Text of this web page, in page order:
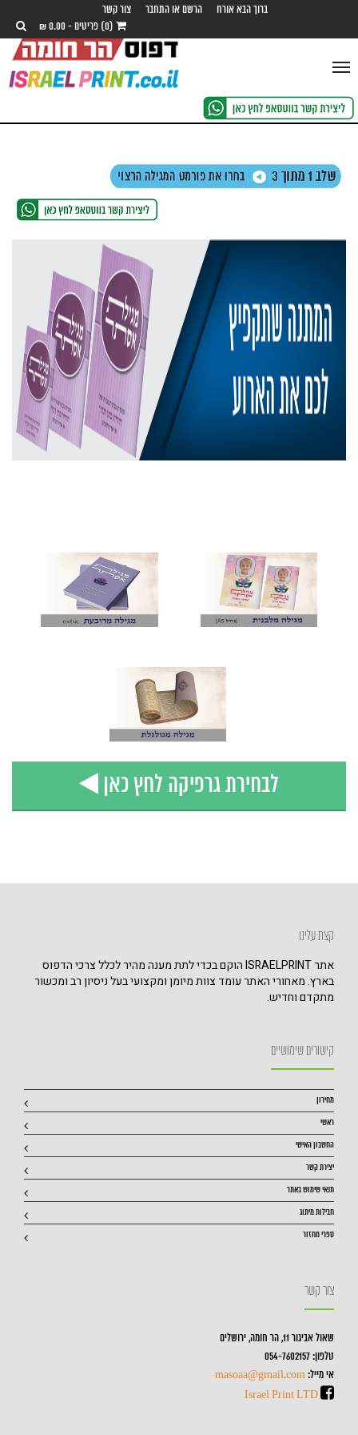
ברוך הבא אורח הרשם או התחבר
צור קשר
(0) פריטים - 0.00 ₪
Toggle
navigation
לבחירת גרפיקה לחץ כאן
קצת עלינו
אתר ISRAELPRINT הוקם בכדי לתת מענה מהיר לכלל צרכי הדפוס
בארץ. מאחורי האתר עומד צוות מיומן ומקצועי בעל ניסיון רב ומכשור
מתקדם וחדיש.
קישורים שימושיים
מחירון
ראשי
החשבון האישי
יצירת קשר
תנאי שימוש באתר
חבילות מיתוג
ספרי מחזור
צור קשר
שאול אביגור 11, הר חומה, ירושלים
טלפון: 054-7602157
אי מייל: masoaa@gmail.com
Israel Print LTD